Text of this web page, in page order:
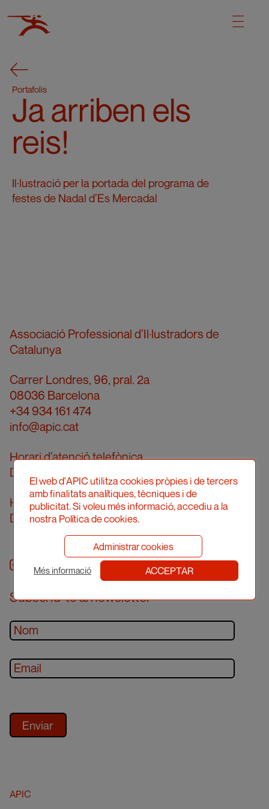
Portafolis
Ja arriben els
reis!
Il·lustració per la portada del programa de
festes de Nadal d’Es Mercadal
Associació Professional d’Il·lustradors de
Catalunya
Carrer Londres, 96, pral. 2a
08036 Barcelona
+34 934 161 474
info@apic.cat
Horari d’atenció telefònica
De dilluns a divendres de 10 a 14h
Horari d’atenció presencial
Demanar cita prèvia
Instagram
facebook
twitter youtube
Subscriu-te al newsletter
APIC
El web d'APIC utilitza cookies pròpies i de tercers
amb finalitats analítiques, tècniques i de
publicitat. Si voleu més informació, accediu a la
nostra Política de cookies.
Administrar cookies
Més informació ACCEPTAR